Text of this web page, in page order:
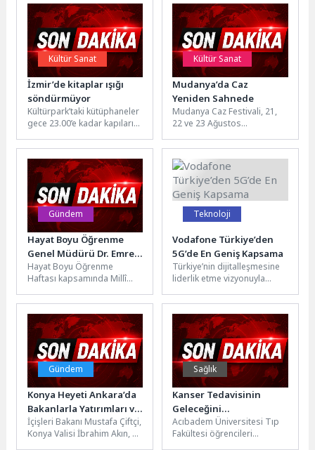
Kültür Sanat
İzmir’de kitaplar ışığı
söndürmüyor
Kültürpark’taki kütüphaneler
gece 23.00’e kadar kapılarını
çalışanlar akşam kitaplara
koşuyor, öğrenciler sessiz...
Kültür Sanat
Mudanya’da Caz
Yeniden Sahnede
Mudanya Caz Festivali, 21,
22 ve 23 Ağustos
Kilisesi’nde müzikseverlerle
buluşuyor. Mudanya
Belediyesi...
Gündem
Hayat Boyu Öğrenme
Genel Müdürü Dr. Emre
Topoğlu ve Ekibi İzmir’i
Ziyaret Etti
Hayat Boyu Öğrenme
Haftası kapsamında Millî
Öğrenme Genel Müdürü Dr.
Emre...
Teknoloji
Vodafone Türkiye’den
5G’de En Geniş Kapsama
Türkiye’nin dijitalleşmesine
liderlik etme vizyonuyla
Vodafone, 5G’deki kapsama
gücünü artırmaya devam
ediyor. Uluslararası
bağımsız...
Gündem
Konya Heyeti Ankara’da
Bakanlarla Yatırımları ve
Projeleri Değerlendirdi
İçişleri Bakanı Mustafa Çiftçi,
Konya Valisi İbrahim Akın, AK
Sağlık
Kanser Tedavisinin
Geleceğini
Şekillendirecek
Acıbadem Üniversitesi Tıp
Fakültesi öğrencileri